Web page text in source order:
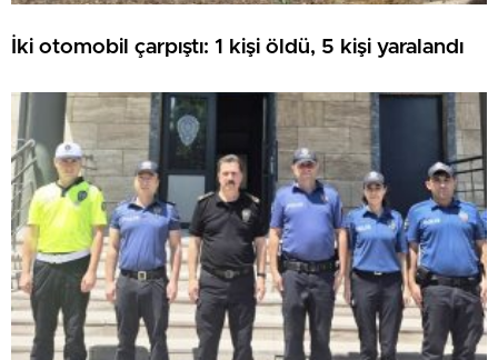
İki otomobil çarpıştı: 1 kişi öldü, 5 kişi yaralandı